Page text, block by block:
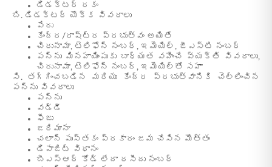
డిడక్టర్ రకం
బి. డిడక్టర్ యొక్క వివరాలు
పేరు
కేంద్ర/రాష్ట్ర ప్రభుత్వం అయితే
చిరునామా, టెలిఫోన్ నంబర్, ఇమెయిల్, జీఎస్టి నంబర్
పన్ను మినహాయింపుకు బాధ్యత వహించే వ్యక్తి వివరాలు,
చిరునామా, టెలిఫోన్ నంబర్, ఇమెయిల్‌తో సహా
సి. తగ్గించబడిన మరియు కేంద్ర ప్రభుత్వానికి చెల్లించిన
పన్ను వివరాలు
పన్ను
వడ్డీ
ఫీజు
జరిమానా
చలాన్ పుస్తకం ప్రకారం జమ చేసిన మొత్తం
డిపాజిట్ విధానం
బీఎస్ఆర్ కోడ్ లేదా రసీదు నంబర్